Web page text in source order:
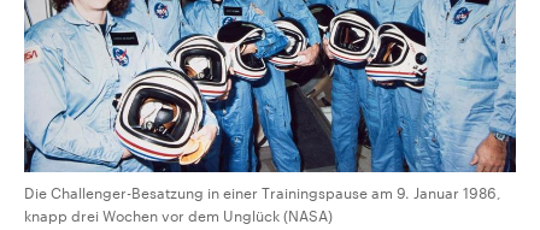
Die Challenger-Besatzung in einer Trainingspause am 9. Januar 1986,
knapp drei Wochen vor dem Unglück (NASA)